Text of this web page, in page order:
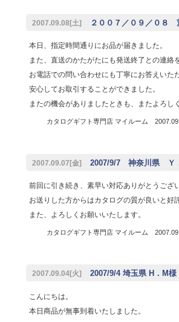
2007.09.08[土] ２００７／０９／０８
本日、指定時間通りにお品が届きました。
また、直送のかたがたにも発送終了との連絡
お電話での問い合わせにも丁寧にお答えいただ
安心してお取引することができました。
またの機会がありましたときも、またよろし
カタログギフト専門店 マイルーム
2007.09.07[金] 2007/9/7 神奈川県 Ｙ
前回に引き続き、素早い対応ありがとうござ
お送りした方からはカタログの質が良いと好
また、よろしくお願いいたします。
カタログギフト専門店 マイルーム
2007.09.04[火] 2007/9/4 埼玉県 H．M様
こんにちは。
本日商品が無事到着いたしました。